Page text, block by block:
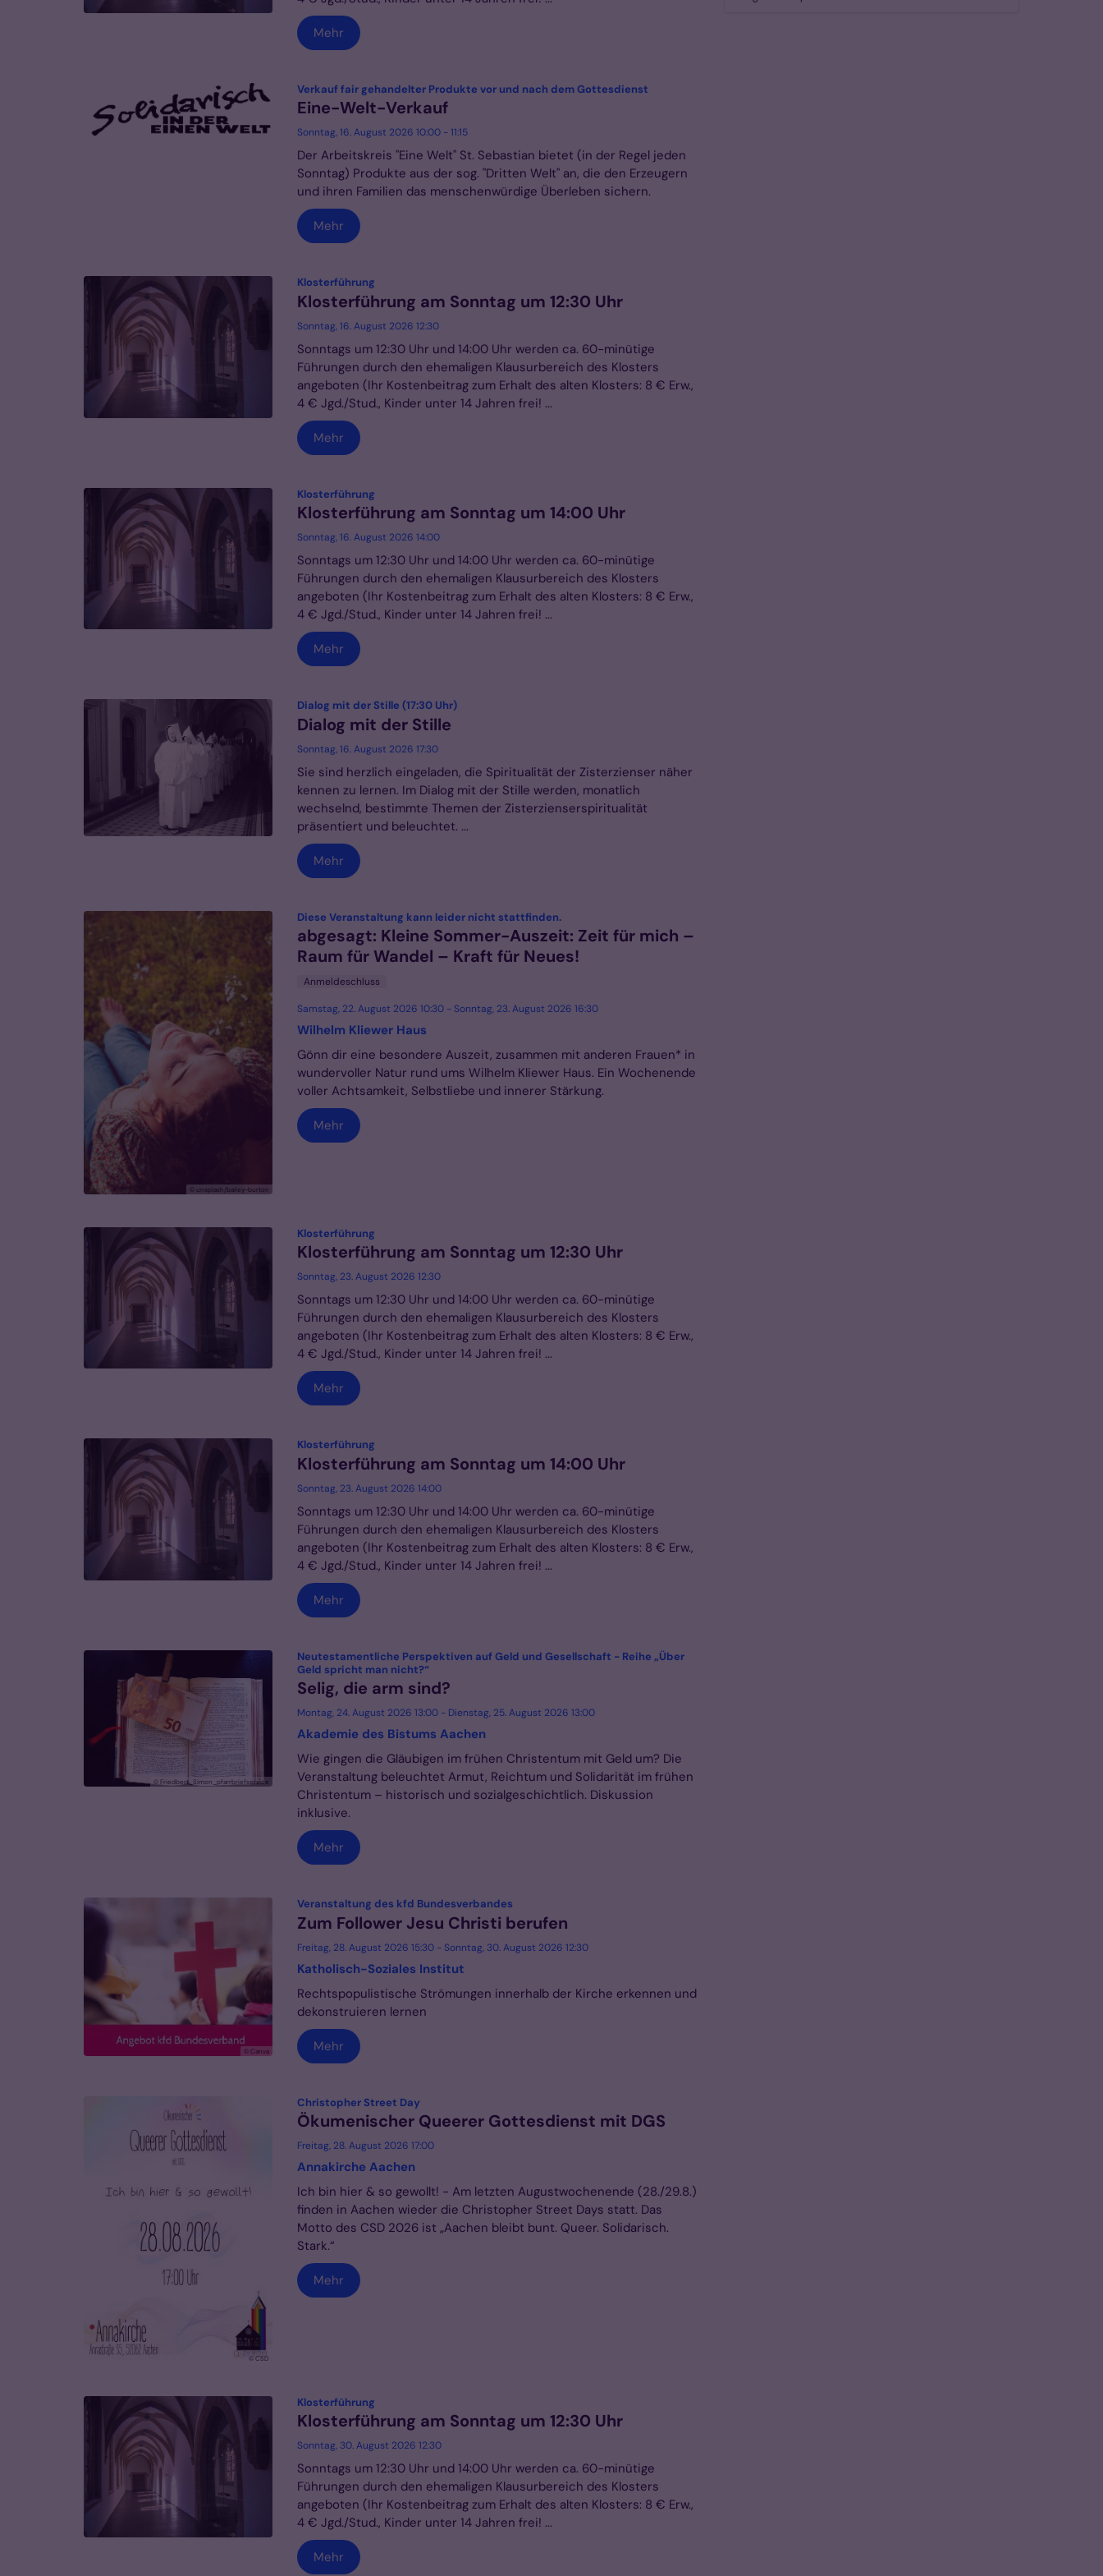
Mehr
Verkauf fair gehandelter Produkte vor und nach dem Gottesdienst
Eine-Welt-Verkauf
Sonntag, 16. August 2026 10:00 - 11:15
Der Arbeitskreis "Eine Welt" St. Sebastian bietet (in der Regel jeden
Sonntag) Produkte aus der sog. "Dritten Welt" an, die den Erzeugern
und ihren Familien das menschenwürdige Überleben sichern.
Mehr
Klosterführung
Klosterführung am Sonntag um 12:30 Uhr
Sonntag, 16. August 2026 12:30
Sonntags um 12:30 Uhr und 14:00 Uhr werden ca. 60-minütige
Führungen durch den ehemaligen Klausurbereich des Klosters
angeboten (Ihr Kostenbeitrag zum Erhalt des alten Klosters: 8 € Erw.,
4 € Jgd./Stud., Kinder unter 14 Jahren frei! ...
Mehr
Klosterführung
Klosterführung am Sonntag um 14:00 Uhr
Sonntag, 16. August 2026 14:00
Sonntags um 12:30 Uhr und 14:00 Uhr werden ca. 60-minütige
Führungen durch den ehemaligen Klausurbereich des Klosters
angeboten (Ihr Kostenbeitrag zum Erhalt des alten Klosters: 8 € Erw.,
4 € Jgd./Stud., Kinder unter 14 Jahren frei! ...
Mehr
Dialog mit der Stille (17:30 Uhr):
Dialog mit der Stille
Sonntag, 16. August 2026 17:30
Sie sind herzlich eingeladen, die Spiritualität der Zisterzienser näher
kennen zu lernen. Im Dialog mit der Stille werden, monatlich
wechselnd, bestimmte Themen der Zisterzienserspiritualität
präsentiert und beleuchtet. ...
Mehr
© unsplash/bailey-burton
Diese Veranstaltung kann leider nicht stattfinden.:
abgesagt: Kleine Sommer-Auszeit: Zeit für mich –
Raum für Wandel – Kraft für Neues!
Anmeldeschluss
Samstag, 22. August 2026 10:30 - Sonntag, 23. August 2026 16:30
Wilhelm Kliewer Haus
Gönn dir eine besondere Auszeit, zusammen mit anderen Frauen* in
wundervoller Natur rund ums Wilhelm Kliewer Haus. Ein Wochenende
voller Achtsamkeit, Selbstliebe und innerer Stärkung.
Mehr
Klosterführung
Klosterführung am Sonntag um 12:30 Uhr
Sonntag, 23. August 2026 12:30
Sonntags um 12:30 Uhr und 14:00 Uhr werden ca. 60-minütige
Führungen durch den ehemaligen Klausurbereich des Klosters
angeboten (Ihr Kostenbeitrag zum Erhalt des alten Klosters: 8 € Erw.,
4 € Jgd./Stud., Kinder unter 14 Jahren frei! ...
Mehr
Klosterführung
Klosterführung am Sonntag um 14:00 Uhr
Sonntag, 23. August 2026 14:00
Sonntags um 12:30 Uhr und 14:00 Uhr werden ca. 60-minütige
Führungen durch den ehemaligen Klausurbereich des Klosters
angeboten (Ihr Kostenbeitrag zum Erhalt des alten Klosters: 8 € Erw.,
4 € Jgd./Stud., Kinder unter 14 Jahren frei! ...
Mehr
© Friedbert_Simon_pfarrbriefservice
Neutestamentliche Perspektiven auf Geld und Gesellschaft - Reihe „Über
Geld spricht man nicht?“:
Selig, die arm sind?
Montag, 24. August 2026 13:00 - Dienstag, 25. August 2026 13:00
Akademie des Bistums Aachen
Wie gingen die Gläubigen im frühen Christentum mit Geld um? Die
Veranstaltung beleuchtet Armut, Reichtum und Solidarität im frühen
Christentum – historisch und sozialgeschichtlich. Diskussion
inklusive.
Mehr
© Canva
Veranstaltung des kfd Bundesverbandes
Zum Follower Jesu Christi berufen
Freitag, 28. August 2026 15:30 - Sonntag, 30. August 2026 12:30
Katholisch-Soziales Institut
Rechtspopulistische Strömungen innerhalb der Kirche erkennen und
dekonstruieren lernen
Mehr
© CSD
Christopher Street Day
Ökumenischer Queerer Gottesdienst mit DGS
Freitag, 28. August 2026 17:00
Annakirche Aachen
Ich bin hier & so gewollt! - Am letzten Augustwochenende (28./29.8.)
finden in Aachen wieder die Christopher Street Days statt. Das
Motto des CSD 2026 ist „Aachen bleibt bunt. Queer. Solidarisch.
Stark.“
Mehr
Klosterführung
Klosterführung am Sonntag um 12:30 Uhr
Sonntag, 30. August 2026 12:30
Sonntags um 12:30 Uhr und 14:00 Uhr werden ca. 60-minütige
Führungen durch den ehemaligen Klausurbereich des Klosters
angeboten (Ihr Kostenbeitrag zum Erhalt des alten Klosters: 8 € Erw.,
4 € Jgd./Stud., Kinder unter 14 Jahren frei! ...
Mehr